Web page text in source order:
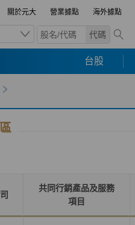
關於元大 營業據點 海外據點
代碼
台股
共同行銷產品及服務
項目